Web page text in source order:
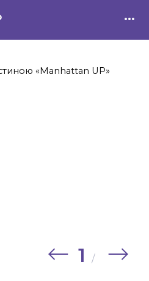
«Manhattan UP»
1 /